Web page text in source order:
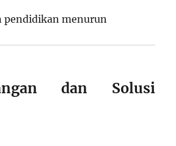
pendidikan menurun
dan Solusi